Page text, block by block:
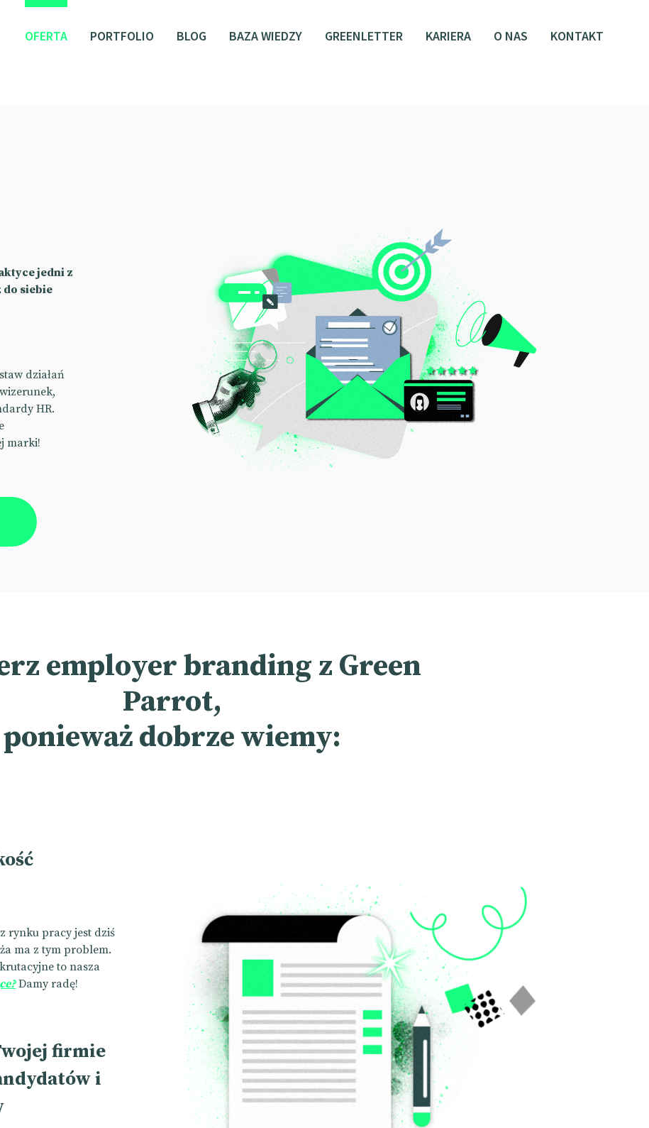
OFERTA PORTFOLIO BLOG BAZA WIEDZY GREENLETTER KARIERA O NAS KONTAKT
jedni z
siebie
działań
HR.
marki!
employer branding z Green
Parrot,
ponieważ dobrze wiemy:
rynku pracy jest dziś
ma z tym problem.
to nasza
Damy radę!
firmie
i